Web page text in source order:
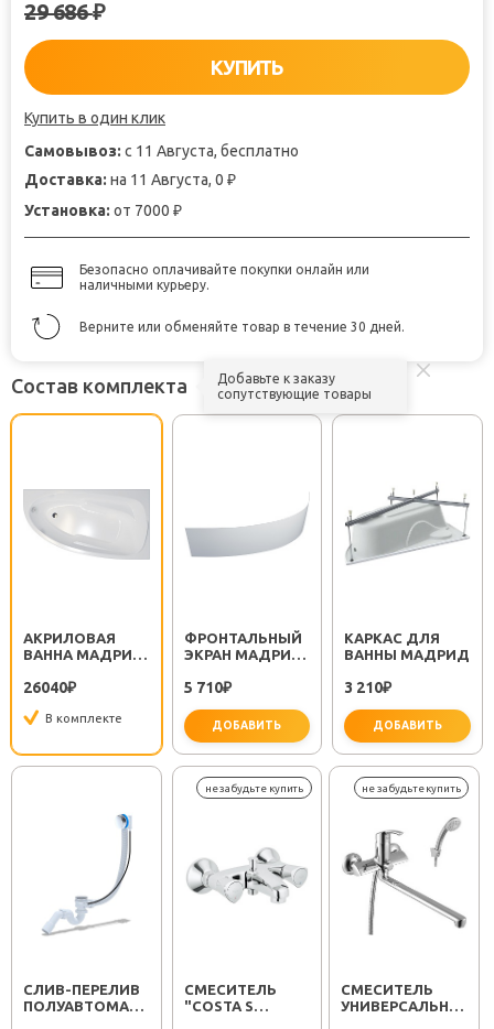
29 686₽
КУПИТЬ
Купить в один клик
Самовывоз: с 11 Августа, бесплатно
Доставка: на 11 Августа, 0 ₽
Установка: от 7000 ₽
Безопасно оплачивайте покупки онлайн или
наличными курьеру.
Верните или обменяйте товар в течение 30 дней.
Состав комплекта
Добавьте к заказу
сопутствующие товары
АКРИЛОВАЯ
ВАННА МАДРИД
26040₽
В комплекте
ФРОНТАЛЬНЫЙ
ЭКРАН МАДРИД
5 710₽
ДОБАВИТЬ
КАРКАС ДЛЯ
ВАННЫ МАДРИД
3 210₽
ДОБАВИТЬ
CЛИВ-ПЕРЕЛИВ
ПОЛУАВТОМАТ
СМЕСИТЕЛЬ
"COSTA S
СМЕСИТЕЛЬ
УНИВЕРСАЛЬНЫЙ